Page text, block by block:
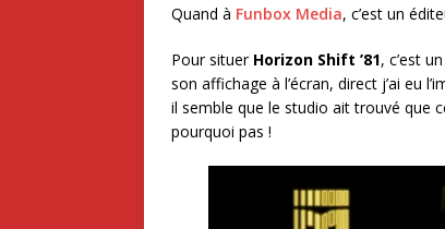
Quand à Funbox Media, c’est un
Pour situer Horizon Shift ’81, c’est
son affichage à l’écran, direct j’ai eu
il semble que le studio ait trouvé que
pourquoi pas !